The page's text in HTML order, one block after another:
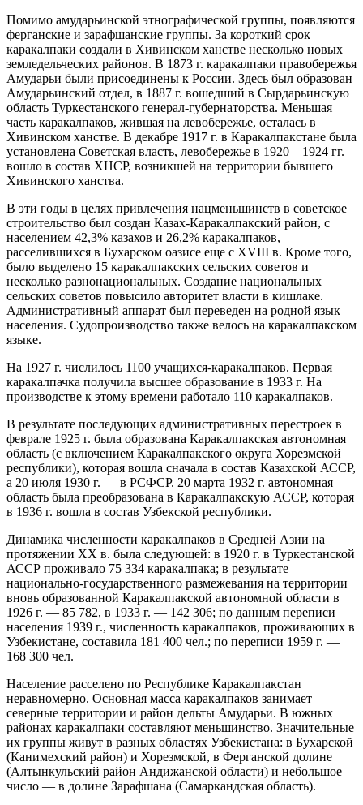
Помимо амударьинской этнографической группы, появляются
ферганские и зарафшанские группы. За короткий срок
каракалпаки создали в Хивинском ханстве несколько новых
земледельческих районов. В 1873 г. каракалпаки правобережья
Амударьи были присоединены к России. Здесь был образован
Амударьинский отдел, в 1887 г. вошедший в Сырдарьинскую
область Туркестанского генерал-губернаторства. Меньшая
часть каракалпаков, жившая на левобережье, осталась в
Хивинском ханстве. В декабре 1917 г. в Каракалпакстане была
установлена Советская власть, левобережье в 1920—1924 гг.
вошло в состав ХНСР, возникшей на территории бывшего
Хивинского ханства.
В эти годы в целях привлечения нацменьшинств в советское
строительство был создан Казах-Каракалпакский район, с
населением 42,3% казахов и 26,2% каракалпаков,
расселившихся в Бухарском оазисе еще с XVIII в. Кроме того,
было выделено 15 каракалпакских сельских советов и
несколько разнонациональных. Создание национальных
сельских советов повысило авторитет власти в кишлаке.
Административный аппарат был переведен на родной язык
населения. Судопроизводство также велось на каракалпакском
языке.
На 1927 г. числилось 1100 учащихся-каракалпаков. Первая
каракалпачка получила высшее образование в 1933 г. На
производстве к этому времени работало 110 каракалпаков.
В результате последующих административных перестроек в
феврале 1925 г. была образована Каракалпакская автономная
область (с включением Каракалпакского округа Хорезмской
республики), которая вошла сначала в состав Казахской АССР,
а 20 июля 1930 г. — в РСФСР. 20 марта 1932 г. автономная
область была преобразована в Каракалпакскую АССР, которая
в 1936 г. вошла в состав Узбекской республики.
Динамика численности каракалпаков в Средней Азии на
протяжении XX в. была следующей: в 1920 г. в Туркестанской
АССР проживало 75 334 каракалпака; в результате
национально-государственного размежевания на территории
вновь образованной Каракалпакской автономной области в
1926 г. — 85 782, в 1933 г. — 142 306; по данным переписи
населения 1939 г., численность каракалпаков, проживающих в
Узбекистане, составила 181 400 чел.; по переписи 1959 г. —
168 300 чел.
Население расселено по Республике Каракалпакстан
неравномерно. Основная масса каракалпаков занимает
северные территории и район дельты Амударьи. В южных
районах каракалпаки составляют меньшинство. Значительные
их группы живут в разных областях Узбекистана: в Бухарской
(Канимехский район) и Хорезмской, в Ферганской долине
(Алтынкульский район Андижанской области) и небольшое
число — в долине Зарафшана (Самаркандская область).